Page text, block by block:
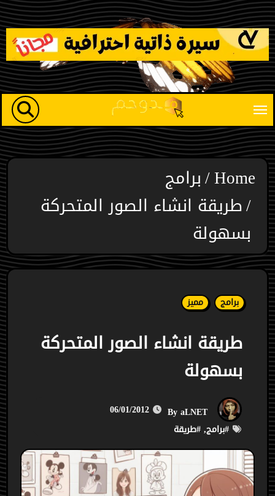
Skip
to
content
Home برامج
طريقة انشاء الصور المتحركة
بسهولة
برامج مميز
طريقة انشاء الصور المتحركة
بسهولة
aLNET
06/01/2012
#برامج, #طريقة